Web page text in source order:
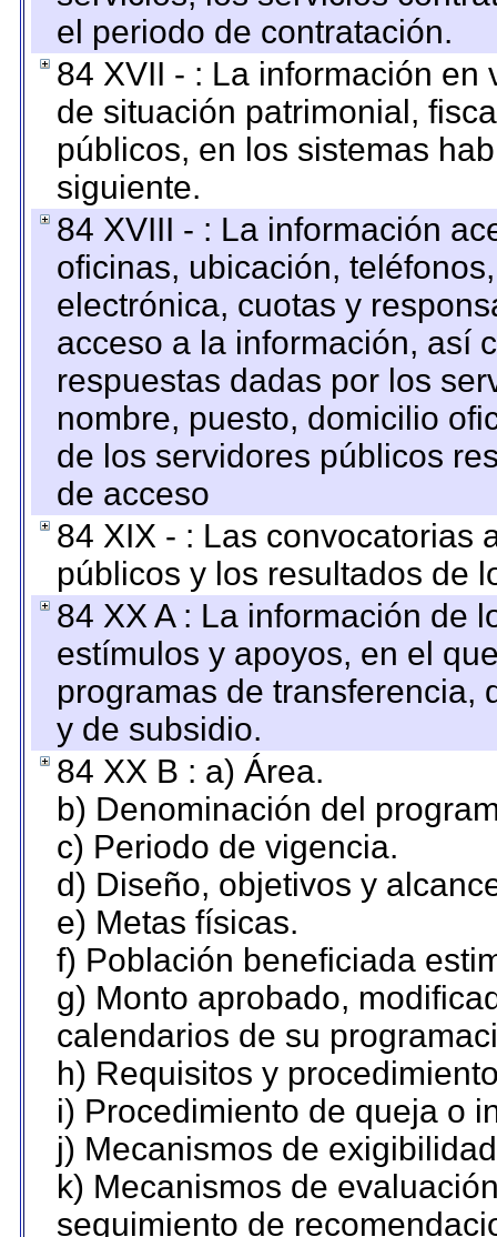
el periodo de contratación.
84 XVII - : La información
de situación patrimonial,
públicos, en los sistemas
siguiente.
84 XVIII - : La información
oficinas, ubicación,
electrónica, cuotas y
acceso a la información, así
respuestas dadas por los
nombre, puesto, domicilio
de los servidores públicos
de acceso
84 XIX - : Las convocatorias
públicos y los resultados de
84 XX A : La información de
estímulos y apoyos, en el
programas de transferencia,
y de subsidio.
84 XX B : a) Área.
b) Denominación del
c) Periodo de vigencia.
d) Diseño, objetivos y
e) Metas físicas.
f) Población beneficiada
g) Monto aprobado,
calendarios de su
h) Requisitos y
i) Procedimiento de queja o
j) Mecanismos de
k) Mecanismos de
seguimiento de